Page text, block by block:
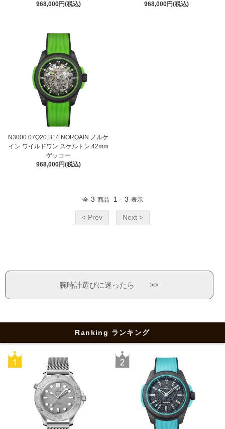
968,000円(税込)
968,000円(税込)
N3000.07Q20.B14 NORQAIN ノルケ
イン ワイルドワン スケルトン 42mm
ゲッコー
968,000円(税込)
全 3 商品 1 - 3 表示
< Prev Next >
腕時計選びに迷ったら >>
Ranking ランキング